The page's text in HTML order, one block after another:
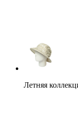
Летняя